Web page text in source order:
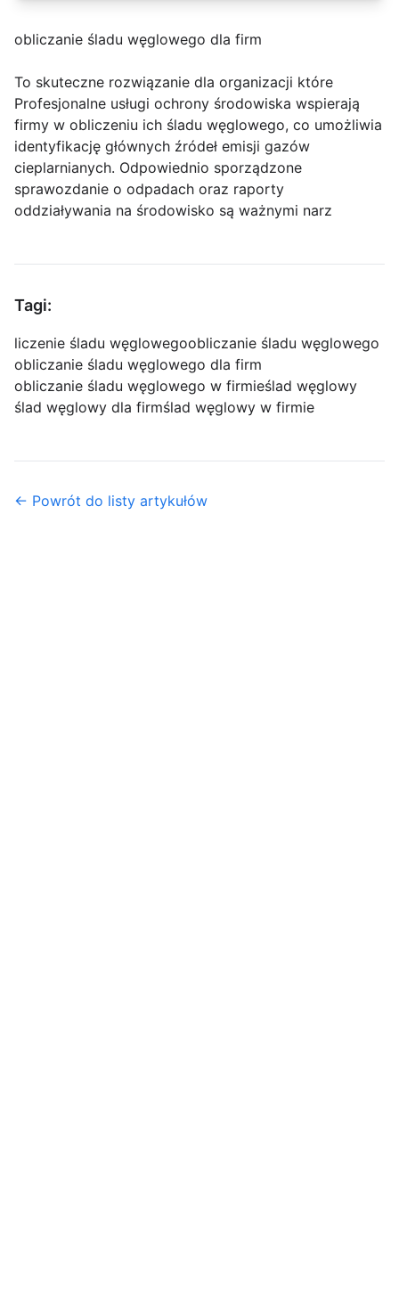
obliczanie śladu węglowego dla firm
To skuteczne rozwiązanie dla organizacji które
Profesjonalne usługi ochrony środowiska wspierają
firmy w obliczeniu ich śladu węglowego, co umożliwia
identyfikację głównych źródeł emisji gazów
cieplarnianych. Odpowiednio sporządzone
sprawozdanie o odpadach oraz raporty
oddziaływania na środowisko są ważnymi narz
Tagi:
liczenie śladu węglowegoobliczanie śladu węglowego
obliczanie śladu węglowego dla firm
obliczanie śladu węglowego w firmieślad węglowy
ślad węglowy dla firmślad węglowy w firmie
← Powrót do listy artykułów